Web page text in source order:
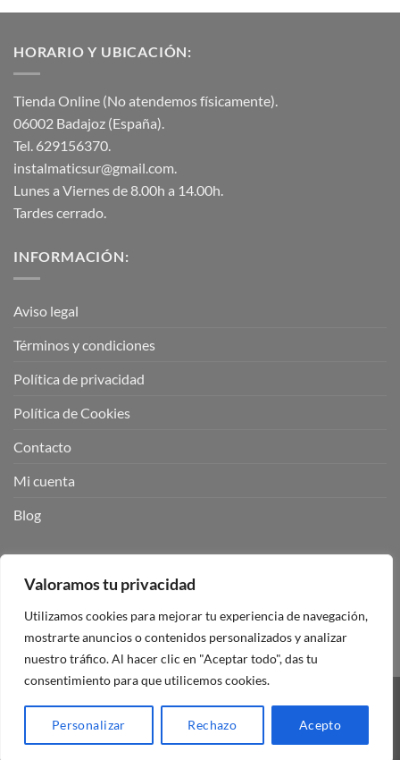
Valoramos tu privacidad
Utilizamos cookies para mejorar tu experiencia de navegación,
mostrarte anuncios o contenidos personalizados y analizar
nuestro tráfico. Al hacer clic en "Aceptar todo", das tu
consentimiento para que utilicemos cookies.
Personalizar Rechazo Acepto
HORARIO Y UBICACIÓN:
Tienda Online (No atendemos físicamente).
06002 Badajoz (España).
Tel. 629156370.
instalmaticsur@gmail.com.
Lunes a Viernes de 8.00h a 14.00h.
Tardes cerrado.
INFORMACIÓN:
Aviso legal
Términos y condiciones
Política de privacidad
Política de Cookies
Contacto
Mi cuenta
Blog
Visa PayPal Stripe MasterCard
Copyright 2026 ©Mando Garaje Universal Tienda Online España.